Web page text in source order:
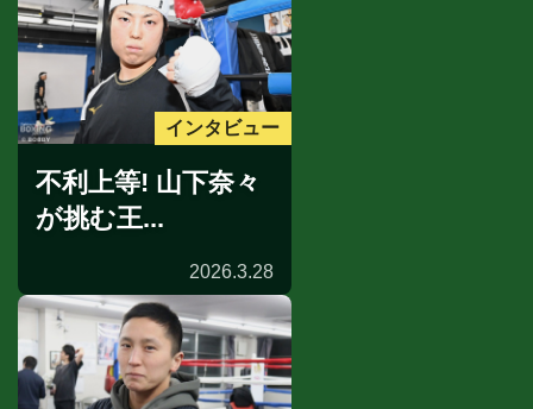
インタビュー
不利上等! 山下奈々
が挑む王...
2026.3.28